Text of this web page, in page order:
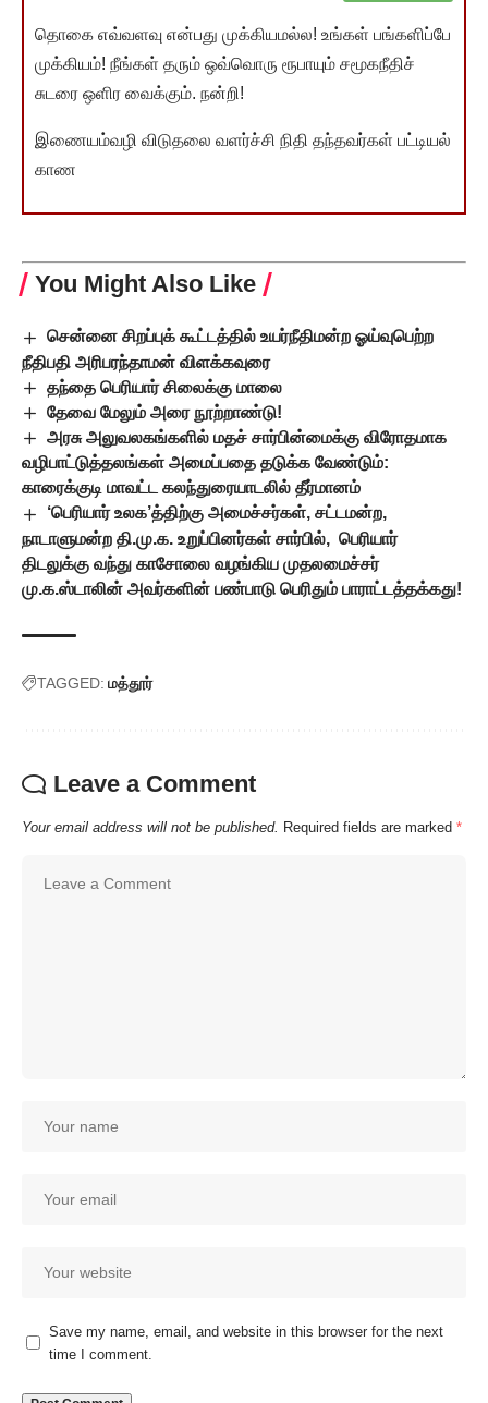
தொகை எவ்வளவு என்பது முக்கியமல்ல! உங்கள் பங்களிப்பே
முக்கியம்! நீங்கள் தரும் ஒவ்வொரு ரூபாயும் சமூகநீதிச்
சுடரை ஒளிர வைக்கும். நன்றி!
இணையம்வழி விடுதலை வளர்ச்சி நிதி தந்தவர்கள் பட்டியல்
காண
You Might Also Like
சென்னை சிறப்புக் கூட்டத்தில் உயர்நீதிமன்ற ஓய்வுபெற்ற
நீதிபதி அரிபரந்தாமன் விளக்கவுரை
தந்தை பெரியார் சிலைக்கு மாலை
தேவை மேலும் அரை நூற்றாண்டு!
அரசு அலுவலகங்களில் மதச் சார்பின்மைக்கு விரோதமாக
வழிபாட்டுத்தலங்கள் அமைப்பதை தடுக்க வேண்டும்:
காரைக்குடி மாவட்ட கலந்துரையாடலில் தீர்மானம்
‘பெரியார் உலக’த்திற்கு அமைச்சர்கள், சட்டமன்ற,
நாடாளுமன்ற தி.மு.க. உறுப்பினர்கள் சார்பில், பெரியார்
திடலுக்கு வந்து காசோலை வழங்கிய முதலமைச்சர்
மு.க.ஸ்டாலின் அவர்களின் பண்பாடு பெரிதும் பாராட்டத்தக்கது!
TAGGED: மத்தூர்
Leave a Comment
Your email address will not be published. Required fields are marked *
Save my name, email, and website in this browser for the next
time I comment.